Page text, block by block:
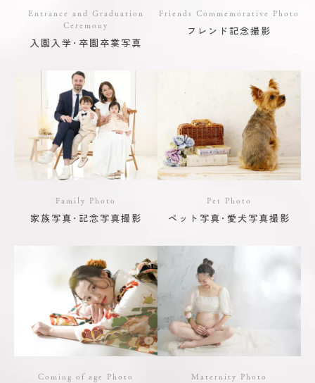
Entrance and Graduation
Ceremony
入園入学･卒園卒業写真
Friends Commemorative Photo
フレンド記念撮影
Family Photo
家族写真･記念写真撮影
Pet Photo
ペット写真･愛犬写真撮影
Coming of age Photo Maternity Photo